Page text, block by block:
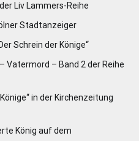
Liv Lammers-Reihe
Stadtanzeiger
Schrein der Könige“
Vatermord – Band 2 der Reihe
in der Kirchenzeitung
König auf dem